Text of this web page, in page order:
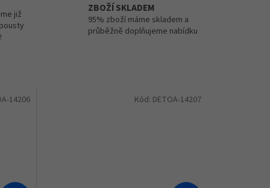
již
ZBOŽÍ SKLADEM
95% zboží máme skladem a
průběžně doplňujeme nabídku
14206 Kód: DETOA-14207